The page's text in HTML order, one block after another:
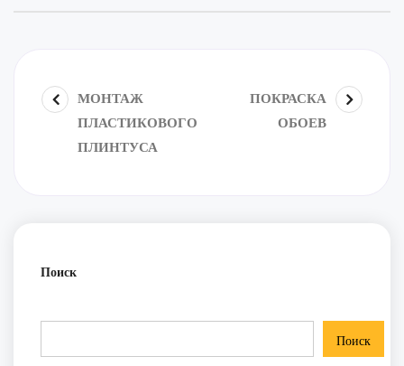
МОНТАЖ
ПЛАСТИКОВОГО
ПЛИНТУСА
ПОКРАСКА
ОБОЕВ
Поиск
Поиск